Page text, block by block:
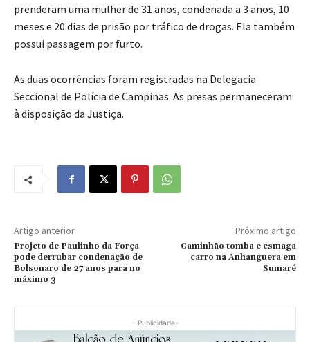
prenderam uma mulher de 31 anos, condenada a 3 anos, 10
meses e 20 dias de prisão por tráfico de drogas. Ela também
possui passagem por furto.
As duas ocorrências foram registradas na Delegacia
Seccional de Polícia de Campinas. As presas permaneceram
à disposição da Justiça.
Artigo anterior
Projeto de Paulinho da Força
pode derrubar condenação de
Bolsonaro de 27 anos para no
máximo 3
Próximo artigo
Caminhão tomba e esmaga
carro na Anhanguera em
Sumaré
- Publicidade-